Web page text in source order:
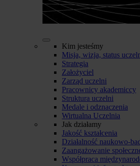
Kim jesteśmy
Misja, wizja, status
Strategia
Założyciel
Zarząd uczelni
Pracownicy akademiccy
Struktura uczelni
Medale i odznaczenia
Wirtualna Uczelnia
Jak działamy
Jakość kształcenia
Działalność naukowo-
Zaangażowanie
Współpraca